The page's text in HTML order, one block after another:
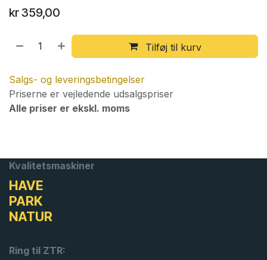
kr359,00
Tilføj til kurv
Salgs- og leveringsbetingelser
Priserne er vejledende udsalgspriser
Alle priser er ekskl. moms
Kvalitetsmaskiner
HAVE
PARK
NATUR
Ring til ZTR: